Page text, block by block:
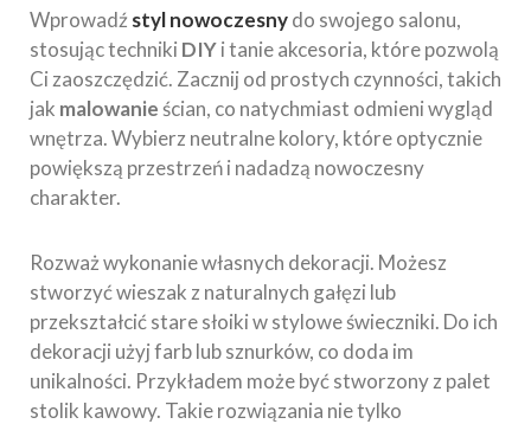
Wprowadź styl nowoczesnydo swojego salonu,
stosując techniki DIYi tanie akcesoria, które pozwolą
Ci zaoszczędzić. Zacznij od prostych czynności, takich
jak malowanieścian, co natychmiast odmieni wygląd
wnętrza. Wybierz neutralne kolory, które optycznie
powiększą przestrzeń i nadadzą nowoczesny
charakter.
Rozważ wykonanie własnych dekoracji. Możesz
stworzyć wieszak z naturalnych gałęzi lub
przekształcić stare słoiki w stylowe świeczniki. Do ich
dekoracji użyj farb lub sznurków, co doda im
unikalności. Przykładem może być stworzony z palet
stolik kawowy. Takie rozwiązania nie tylko